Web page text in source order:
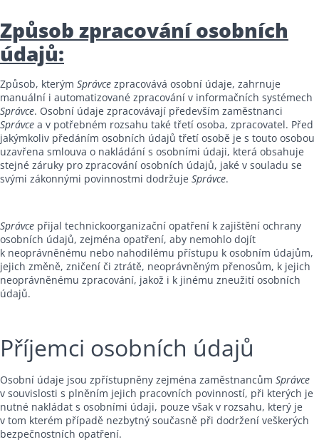
Způsob zpracování osobních
údajů:
Způsob, kterým Správce zpracovává osobní údaje, zahrnuje
manuální i automatizované zpracování v informačních systémech
Správce. Osobní údaje zpracovávají především zaměstnanci
Správce a v potřebném rozsahu také třetí osoba, zpracovatel. Před
jakýmkoliv předáním osobních údajů třetí osobě je s touto osobou
uzavřena smlouva o nakládání s osobními údaji, která obsahuje
stejné záruky pro zpracování osobních údajů, jaké v souladu se
svými zákonnými povinnostmi dodržuje Správce.
Správce přijal technickoorganizační opatření k zajištění ochrany
osobních údajů, zejména opatření, aby nemohlo dojít
k neoprávněnému nebo nahodilému přístupu k osobním údajům,
jejich změně, zničení či ztrátě, neoprávněným přenosům, k jejich
neoprávněnému zpracování, jakož i k jinému zneužití osobních
údajů.
Příjemci osobních údajů
Osobní údaje jsou zpřístupněny zejména zaměstnancům Správce
v souvislosti s plněním jejich pracovních povinností, při kterých je
nutné nakládat s osobními údaji, pouze však v rozsahu, který je
v tom kterém případě nezbytný současně při dodržení veškerých
bezpečnostních opatření.